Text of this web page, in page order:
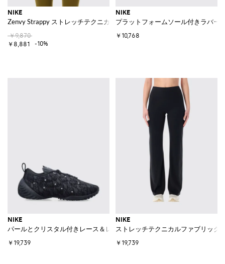
NIKE
Zenvy Strappy ストレッチテクニカルファブリック クロップドトップ
￥9,870
￥8,881
-10%
NIKE
プラットフォームソール付きラバー
￥10,768
NIKE
パールとクリスタル付きレース＆レザー製 Astra Ultra Premium スニーカ
￥19,739
NIKE
ストレッチテクニカルファブリック
￥19,739